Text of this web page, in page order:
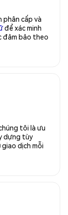
phân cấp và
để xác minh
đảm bảo theo
tôi là ưu
dựng tùy
dịch mỗi